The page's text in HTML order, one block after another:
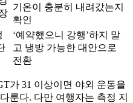
기온이 충분히 내려갔는지
확인
‘예약했으니 강행’하지 말
고 냉방 가능한 대안으로
전환
가 31 이상이면 야외 운동을
룬다. 다만 여행자는 측정 지